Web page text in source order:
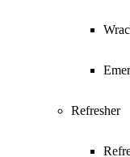
Refresher